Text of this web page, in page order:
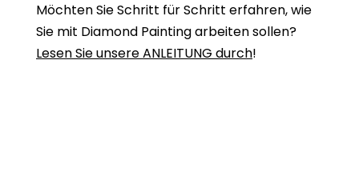
Möchten Sie Schritt für Schritt erfahren, wie
Sie mit Diamond Painting arbeiten sollen?
Lesen Sie unsere ANLEITUNG durch!